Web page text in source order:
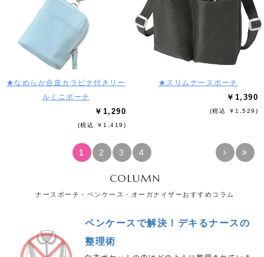
★なめらか合皮カラビナ付きリー
ルミニポーチ
￥1,290
(税込 ￥1,419)
★スリムナースポーチ
￥1,390
(税込 ￥1,529)
1 2 3 4
COLUMN
ナースポーチ・ペンケース・オーガナイザーおすすめコラム
ペンケースで解決！デキるナースの
整理術